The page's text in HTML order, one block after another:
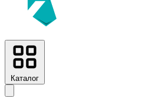
Каталог